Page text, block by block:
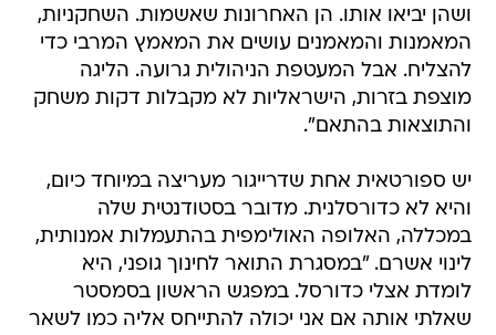
ושהן יביאו אותו. הן האחרונות שאשמות. השחקניות,
המאמנות והמאמנים עושים את המאמץ המרבי כדי
להצליח. אבל המעטפת הניהולית גרועה. הליגה
מוצפת בזרות, הישראליות לא מקבלות דקות משחק
והתוצאות בהתאם".
יש ספורטאית אחת שדרייגור מעריצה במיוחד כיום,
והיא לא כדורסלנית. מדובר בסטודנטית שלה
במכללה, האלופה האולימפית בהתעמלות אמנותית,
לינוי אשרם. "במסגרת התואר לחינוך גופני, היא
לומדת אצלי כדורסל. במפגש הראשון בסמסטר
שאלתי אותה אם אני יכולה להתייחס אליה כמו לשאר